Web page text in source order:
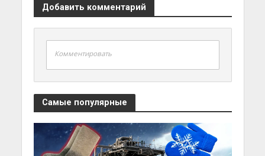
Добавить комментарий
Комментировать
Самые популярные